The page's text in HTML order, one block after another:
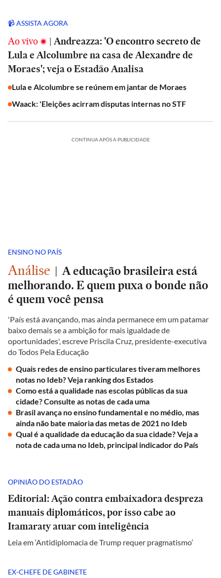
📹 ASSISTA AGORA
Ao vivo | Andreazza: 'O encontro secreto de
Lula e Alcolumbre na casa de Alexandre de
Moraes'; veja o Estadão Analisa
Lula e Alcolumbre se reúnem em jantar de Moraes
Waack: 'Eleições acirram disputas internas no STF
CONTINUA APÓS A PUBLICIDADE
ENSINO NO PAÍS
Análise | A educação brasileira está
melhorando. E quem puxa o bonde não
é quem você pensa
'País está avançando, mas ainda permanece em um patamar
baixo demais se a ambição for mais igualdade de
oportunidades', escreve Priscila Cruz, presidente-executiva
do Todos Pela Educação
Quais redes de ensino particulares tiveram melhores
notas no Ideb? Veja ranking dos Estados
Como está a qualidade nas escolas públicas da sua
cidade? Consulte as notas de cada uma
Brasil avança no ensino fundamental e no médio, mas
ainda não bate maioria das metas de 2021 no Ideb
Qual é a qualidade da educação da sua cidade? Veja a
nota de cada uma no Ideb, principal indicador do País
OPINIÃO DO ESTADÃO
Editorial: Ação contra embaixadora despreza
manuais diplomáticos, por isso cabe ao
Itamaraty atuar com inteligência
Leia em ‘Antidiplomacia de Trump requer pragmatismo’
EX-CHEFE DE GABINETE